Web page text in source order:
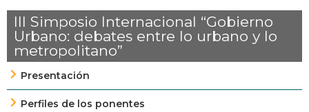
III Simposio Internacional “Gobierno
Urbano: debates entre lo urbano y lo
metropolitano”
Presentación
Perfiles de los ponentes